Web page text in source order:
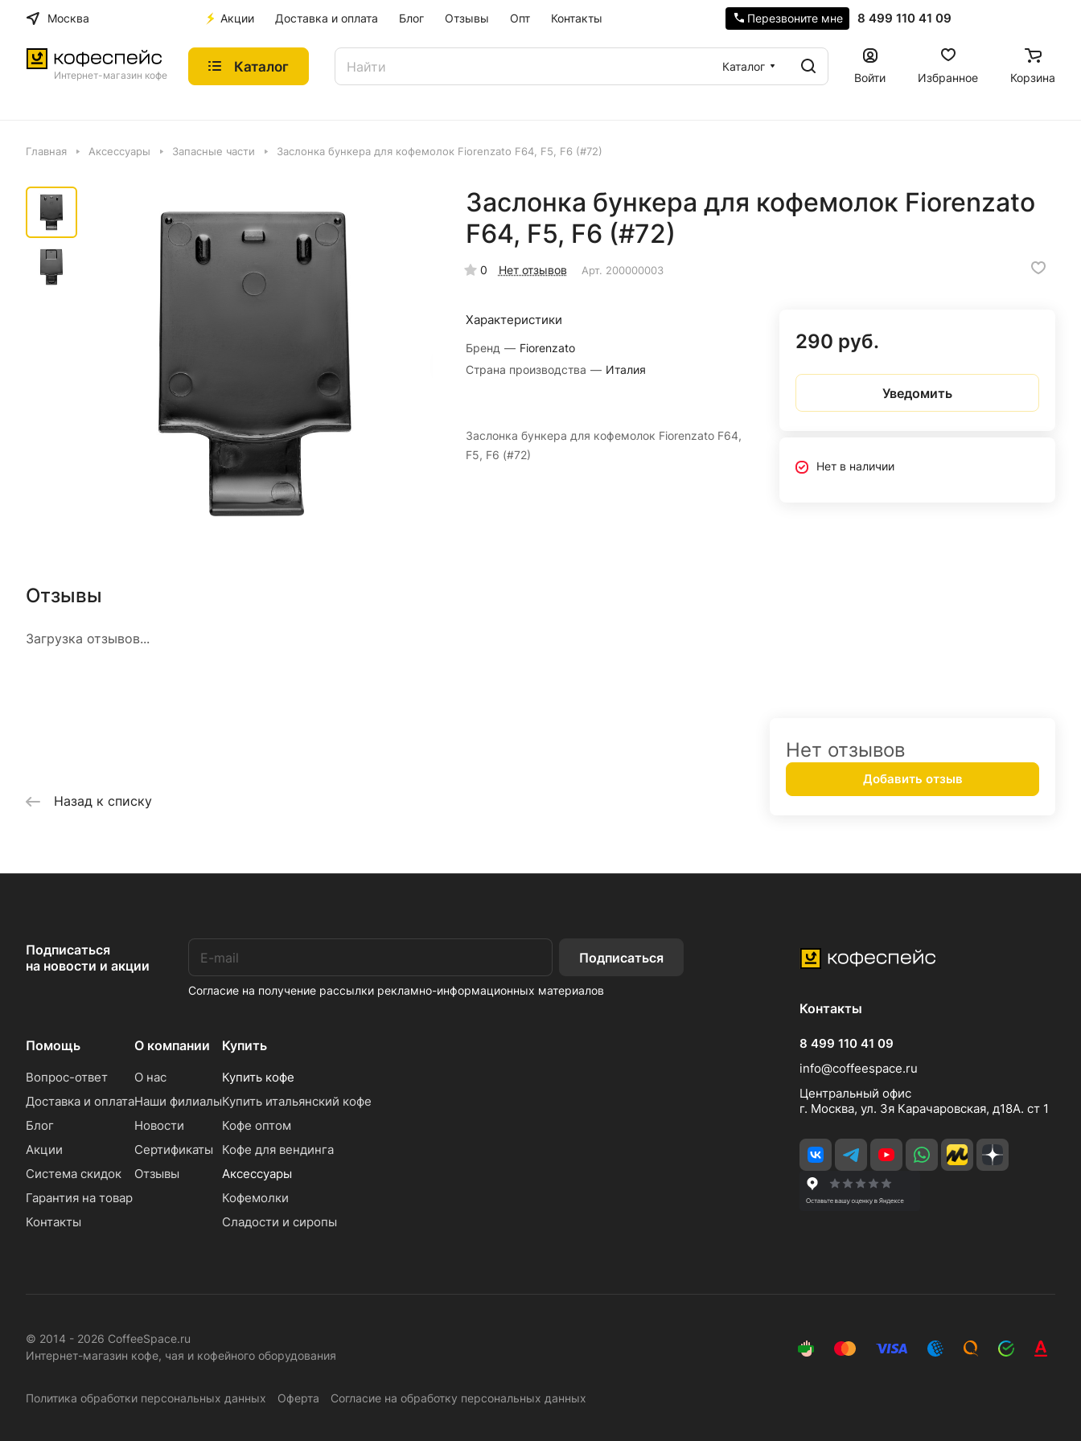
Москва Акции Доставка и оплата Блог Отзывы Опт Контакты 8 499 110 41 09
Перезвоните мне
Интернет-магазин кофе
Каталог
Каталог
Войти
Избранное Корзина
Главная Аксессуары Запасные части Заслонка бункера для кофемолок Fiorenzato F64, F5, F6 (#72)
Заслонка бункера для кофемолок Fiorenzato
F64, F5, F6 (#72)
0 Нет отзывов Арт. 200000003
Характеристики
Бренд — Fiorenzato
Страна производства — Италия
Заслонка бункера для кофемолок Fiorenzato F64,
F5, F6 (#72)
290 руб.
Уведомить
Нет в наличии
Отзывы
Загрузка отзывов...
Нет отзывов
Добавить отзыв
Назад к списку
Подписаться
на новости и акции
Подписаться
Согласие на получение рассылки рекламно-информационных материалов
Помощь
Вопрос-ответ
Доставка и оплата
Блог
Акции
Система скидок
Гарантия на товар
Контакты
О компании
О нас
Наши филиалы
Новости
Сертификаты
Отзывы
Купить
Купить кофе
Купить итальянский кофе
Кофе оптом
Кофе для вендинга
Аксессуары
Кофемолки
Сладости и сиропы
Контакты
8 499 110 41 09
info@coffeespace.ru
Центральный офис
г. Москва, ул. 3я Карачаровская, д18А. ст 1
© 2014 - 2026 CoffeeSpace.ru
Интернет-магазин кофе, чая и кофейного оборудования
Политика обработки персональных данных Оферта Согласие на обработку персональных данных